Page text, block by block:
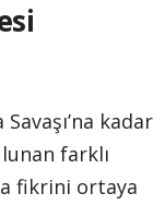
kadar
farklı
fikrini ortaya